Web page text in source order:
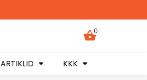
0
ARTIKLID KKK